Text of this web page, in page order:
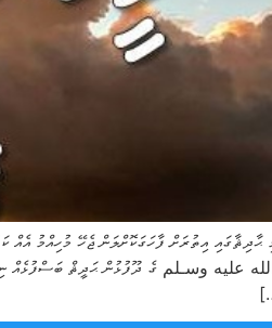
ޙާދިޘާގައި އިތުރަށް ފާހަގަކޮށްލަން ޖެހޭ މުހިއްމު
عليه وسـلم ގެ ދޫފުޅުން ޙަދީޘް